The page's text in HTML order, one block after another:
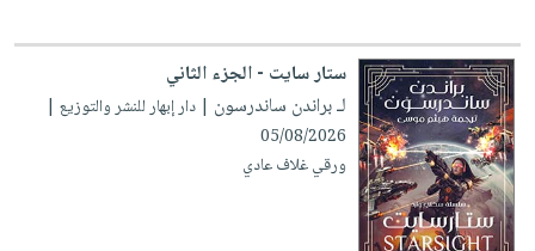
تواصل
معنا
ستار سايت - الجزء الثاني
لـ براندن ساندرسون | دار إبهار للنشر والتوزيع |
05/08/2026
ورقي غلاف عادي